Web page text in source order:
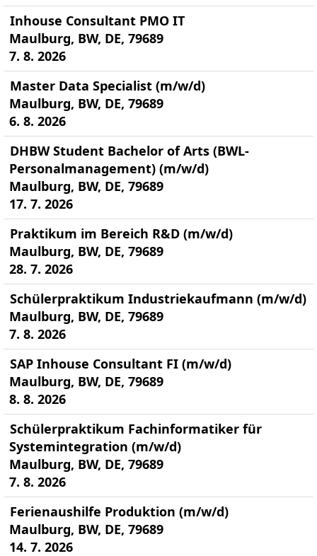
Inhouse Consultant PMO IT
Maulburg, BW, DE, 79689
7. 8. 2026
Master Data Specialist (m/w/d)
Maulburg, BW, DE, 79689
6. 8. 2026
DHBW Student Bachelor of Arts (BWL-
Personalmanagement) (m/w/d)
Maulburg, BW, DE, 79689
17. 7. 2026
Praktikum im Bereich R&D (m/w/d)
Maulburg, BW, DE, 79689
28. 7. 2026
Schülerpraktikum Industriekaufmann (m/w/d)
Maulburg, BW, DE, 79689
7. 8. 2026
SAP Inhouse Consultant FI (m/w/d)
Maulburg, BW, DE, 79689
8. 8. 2026
Schülerpraktikum Fachinformatiker für
Systemintegration (m/w/d)
Maulburg, BW, DE, 79689
7. 8. 2026
Ferienaushilfe Produktion (m/w/d)
Maulburg, BW, DE, 79689
14. 7. 2026